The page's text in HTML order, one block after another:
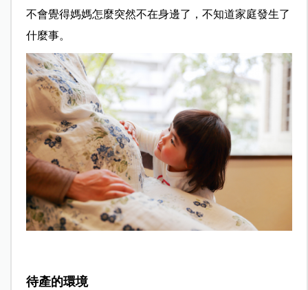
不會覺得媽媽怎麼突然不在身邊了，不知道家庭發生了
什麼事。
待產的環境